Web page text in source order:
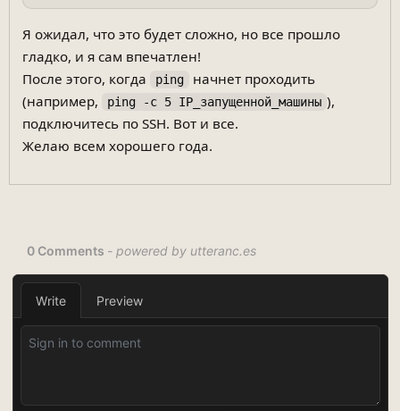
Я ожидал, что это будет сложно, но все прошло
гладко, и я сам впечатлен!
После этого, когда
ping
начнет проходить
(например,
ping -c 5 IP_запущенной_машины ),
подключитесь по SSH. Вот и все.
Желаю всем хорошего года.